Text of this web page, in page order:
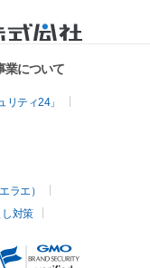
業について
ティ24」
ラエ）
対策